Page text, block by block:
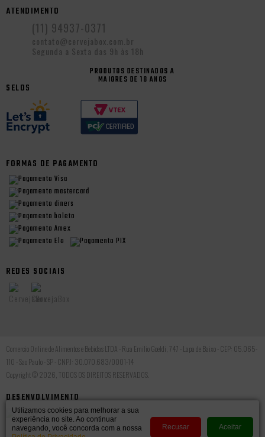
ATENDIMENTO
(11) 94937-0371
contato@cervejabox.com.br
Segunda a Sexta das 9h às 18h
PRODUTOS DESTINADOS A
MAIORES DE 18 ANOS
SELOS
FORMAS DE PAGAMENTO
REDES SOCIAIS
Comercio Online de Alimentos e Bebidas LTDA - Rua Emilio Goeldi, 747 - Lapa de Baixo - CEP: 05.065-
110 - Sao Paulo - SP - CNPJ: 30.070.683/0001-14
Copyright © 2026, TODOS OS DIREITOS RESERVADOS.
DESENVOLVIMENTO
Utilizamos cookies para melhorar a sua
experiência no site. Ao continuar
navegando, você concorda com a nossa
Recusar Aceitar